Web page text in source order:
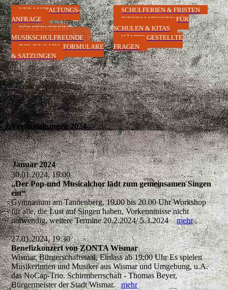
VERANSTALTUNGS-
ANFRAGE
FÖRDERVEREIN
MUSIKSCHULFREUNDE
DOWNLOADS, FORMULARE
& SATZUNGEN
SCHULFERIEN & FRISTEN
INFORMATIONEN FÜR
SCHULEN & KITAS
HÄUFIG GESTELLTE
FRAGEN
Veranstaltungen 2024
Januar 2024
30.01.2024, 19:00
„Der Pop-und Musicalchor lädt zum gemeinsamen Singen
ein“
Gymnasium am Tannenberg, 19.00 bis 20.00 Uhr Workshop
für alle, die Lust auf Singen haben, Vorkenntnisse nicht
notwendig, weitere Termine 20.2.2024/ 5.3.2024mehr
27.01.2024, 19:30
Benefizkonzert von ZONTA Wismar
Wismar, Bürgerschaftssaal, Einlass ab 19:00 Uhr Es spielen
Musikerinnen und Musiker aus Wismar und Umgebung, u.A.
das NoCap-Trio. Schirmherrschaft - Thomas Beyer,
Bürgermeister der Stadt Wismar.mehr